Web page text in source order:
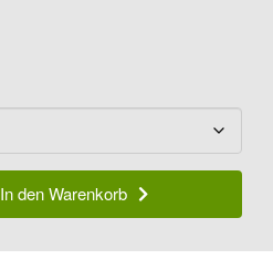
In den Warenkorb